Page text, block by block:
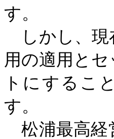
す。
しかし、現
用の適用とセ
トにするこ
す。
松浦最高経